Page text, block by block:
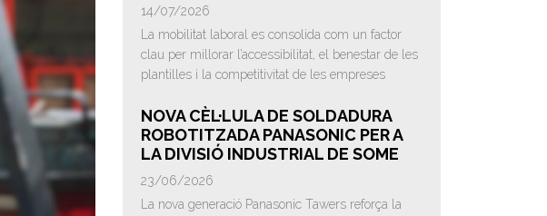
14/07/2026
La mobilitat laboral es consolida com un factor
clau per millorar l’accessibilitat, el benestar de les
plantilles i la competitivitat de les empreses
NOVA CÈL·LULA DE SOLDADURA
ROBOTITZADA PANASONIC PER A
LA DIVISIÓ INDUSTRIAL DE SOME
23/06/2026
La nova generació Panasonic Tawers reforça la